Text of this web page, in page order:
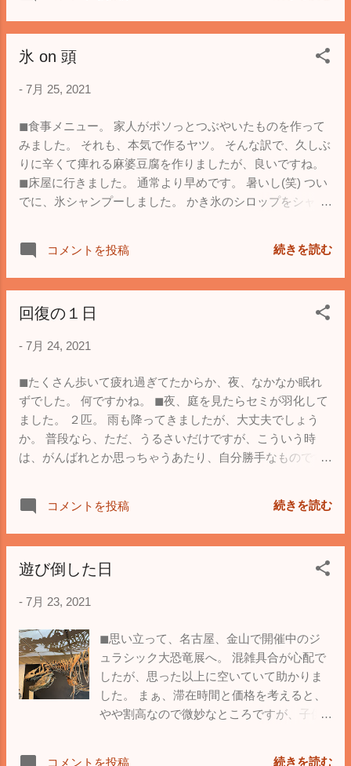
氷 on 頭
- 7月 25, 2021
◼︎食事メニュー。 家人がポソっとつぶやいたものを作って
みました。 それも、本気で作るヤツ。 そんな訳で、久しぶ
りに辛くて痺れる麻婆豆腐を作りましたが、良いですね。
◼︎床屋に行きました。 通常より早めです。 暑いし(笑) つい
でに、氷シャンプーしました。 かき氷のシロップをシャン
コメントを投稿
続きを読む
回復の１日
- 7月 24, 2021
◼︎たくさん歩いて疲れ過ぎてたからか、夜、なかなか眠れ
ずでした。 何ですかね。 ◼︎夜、庭を見たらセミが羽化して
ました。 ２匹。 雨も降ってきましたが、大丈夫でしょう
か。 普段なら、ただ、うるさいだけですが、こういう時
は、がんばれとか思っちゃうあたり、自分勝手なものです
コメントを投稿 続きを読む
遊び倒した日
- 7月 23, 2021
◼︎思い立って、名古屋、金山で開催中のジ
ュラシック大恐竜展へ。 混雑具合が心配で
したが、思った以上に空いていて助かりま
した。 まぁ、滞在時間と価格を考えると、
やや割高なので微妙なところですが、子供
コメントを投稿 続きを読む